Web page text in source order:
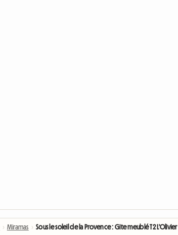
› Miramas › Sous le soleil de la Provence : Gite meublé T2 L'Olivier